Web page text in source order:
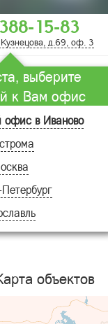
15-83
Кузнецова, д.69, оф. 3
выберите
к Вам офис
офис в Иваново
ДОМА
объектов